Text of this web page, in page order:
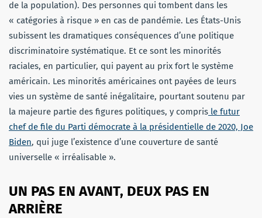
de la population). Des personnes qui tombent dans les
« catégories à risque » en cas de pandémie. Les États-Unis
subissent les dramatiques conséquences d’une politique
discriminatoire systématique. Et ce sont les minorités
raciales, en particulier, qui payent au prix fort le système
américain. Les minorités américaines ont payées de leurs
vies un système de santé inégalitaire, pourtant soutenu par
la majeure partie des figures politiques, y compris le futur
chef de file du Parti démocrate à la présidentielle de 2020, Joe
Biden, qui juge l’existence d’une couverture de santé
universelle « irréalisable ».
UN PAS EN AVANT, DEUX PAS EN
ARRIÈRE